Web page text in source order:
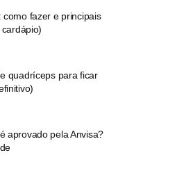
como fazer e principais
quadríceps para ficar
aprovado pela Anvisa?